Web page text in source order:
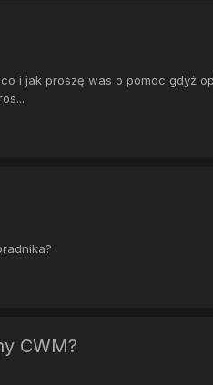
i jak proszę was o pomoc gdyż
CWM?